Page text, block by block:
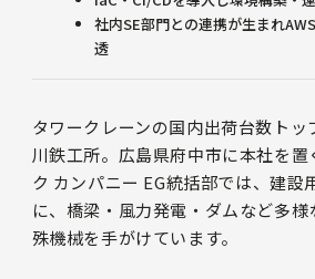
社内SE部門との連携が生まれ
透
タワークレーンの国内出荷台数ト
川鉄工所。広島県府中市に本社を置
ク カンパニー EG統括部では、建設
に、橋梁・風力発電・ダムなど多
殊機械を手がけています。